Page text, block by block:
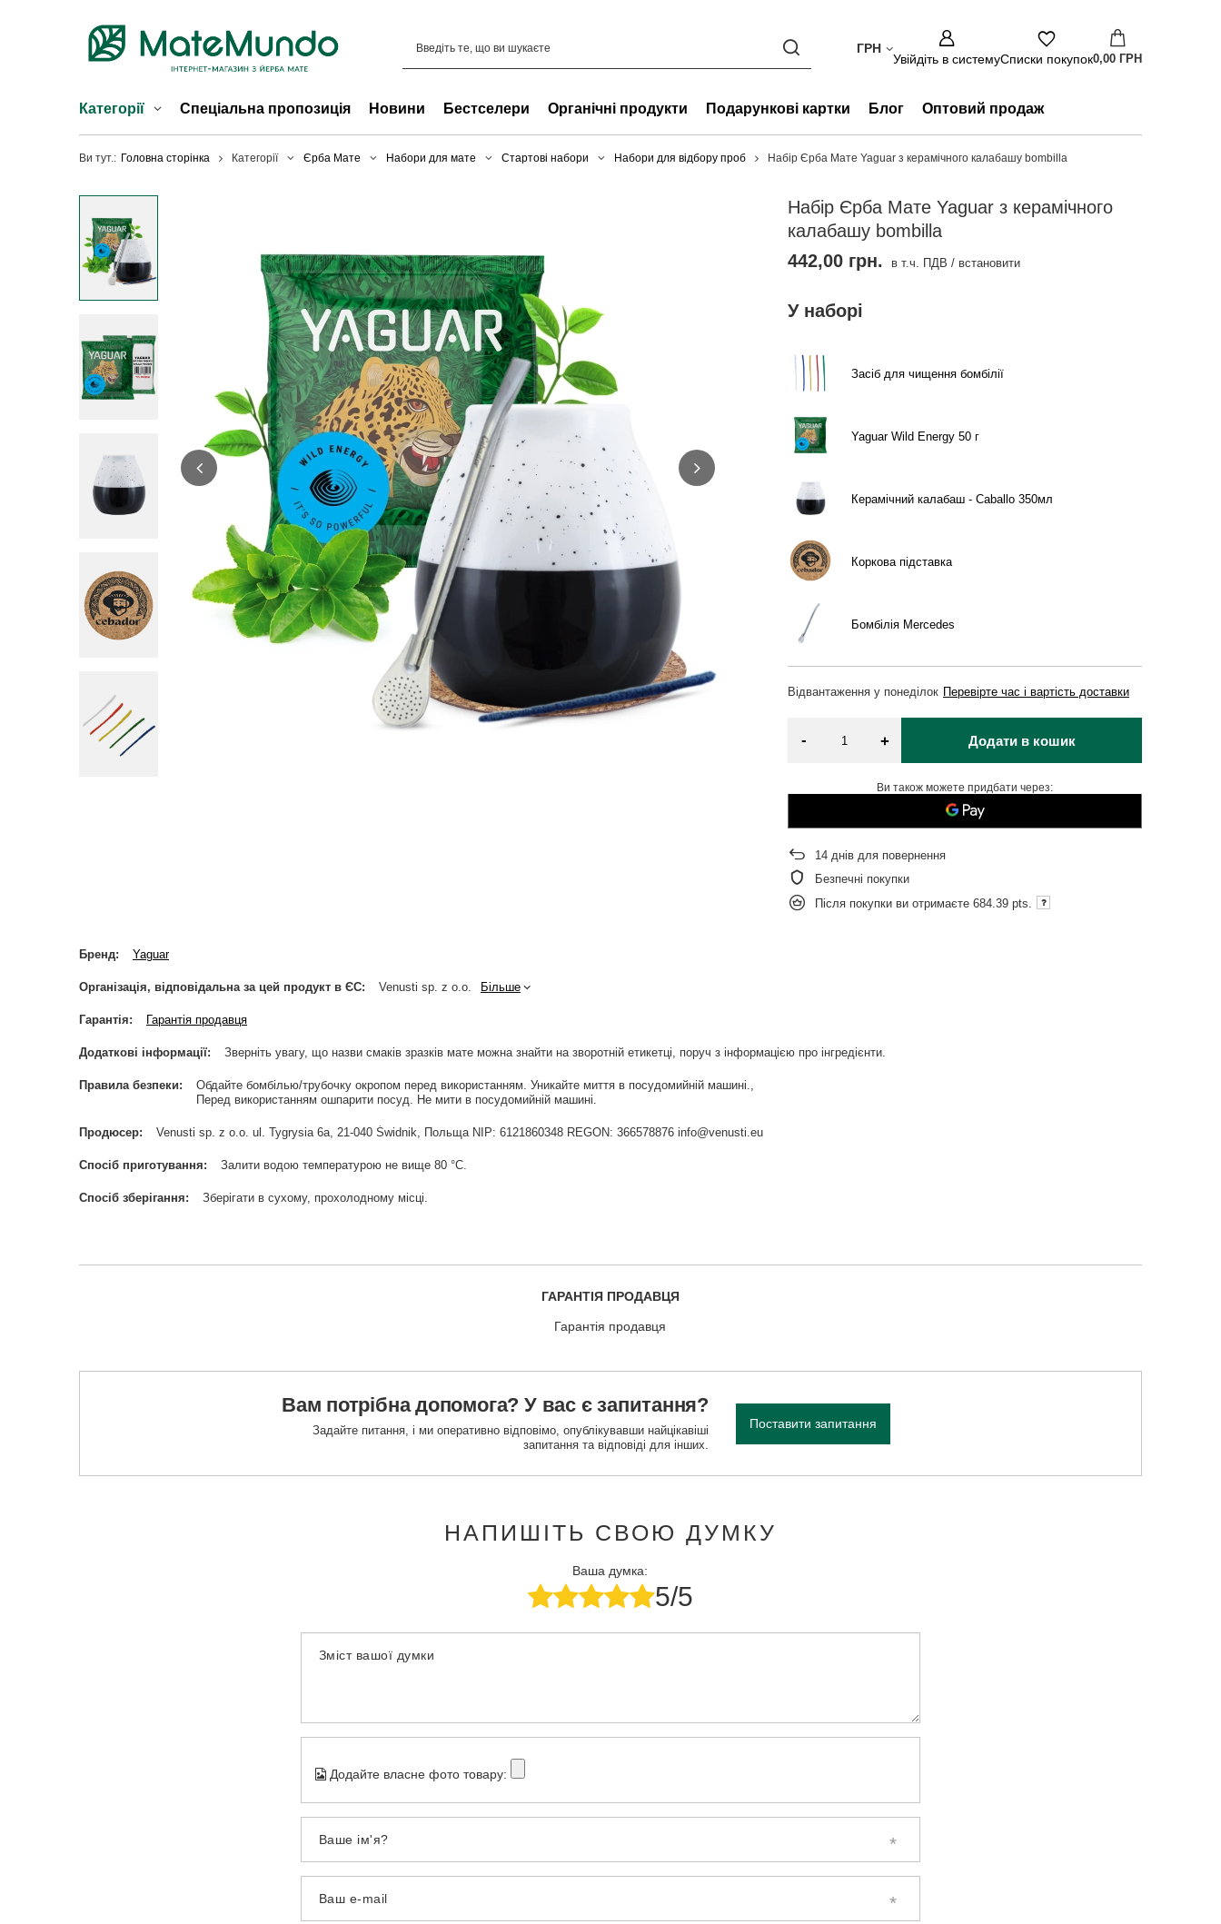
ГРН
Увійдіть в системуСписки покупок0,00 ГРН
Категорії Спеціальна пропозиція Новини Бестселери Органічні продукти Подарункові картки Блог Оптовий продаж
Ви тут.: Головна сторінка Категорії Єрба Мате Набори для мате Стартові набори Набори для відбору проб Набір Єрба Мате Yaguar з керамічного калабашу bombilla
Набір Єрба Мате Yaguar з керамічного
калабашу bombilla
У наборі
Засіб для чищення бомбілії
Yaguar Wild Energy 50 г
Керамічний калабаш - Caballo 350мл
Коркова підставка
Бомбілія Mercedes
Відвантаженняу понеділок Перевірте час і вартість доставки
442,00 грн. в т.ч. ПДВ / встановити
- + Додати в кошик
Ви також можете придбати через:
14 днів для повернення
Безпечні покупки
Після покупки ви отримаєте684.39 pts.
Бренд Yaguar
Організація, відповідальна за цей продукт в ЄС Venusti sp. z o.o. Більше
Гарантія Гарантія продавця
Додаткові інформації Зверніть увагу, що назви смаків зразків мате можна знайти на зворотній етикетці, поруч з інформацією про інгредієнти.
Правила безпеки
Обдайте бомбілью/трубочку окропом перед використанням. Уникайте миття в посудомийній машині.
Перед використанням ошпарити посуд. Не мити в посудомийній машині.
Продюсер Venusti sp. z o.o. ul. Tygrysia 6a, 21-040 Świdnik, Польща NIP: 6121860348 REGON: 366578876 info@venusti.eu
Спосіб приготування Залити водою температурою не вище 80 °С.
Спосіб зберігання Зберігати в сухому, прохолодному місці.
ГАРАНТІЯ ПРОДАВЦЯ
Гарантія продавця
Вам потрібна допомога? У вас є запитання?
Задайте питання, і ми оперативно відповімо, опублікувавши найцікавіші
запитання та відповіді для інших.
Поставити запитання
НАПИШІТЬ СВОЮ ДУМКУ
Ваша думка:
5/5
Зміст вашої думки
Додайте власне фото товару:
Ваше ім'я?
Ваш e-mail